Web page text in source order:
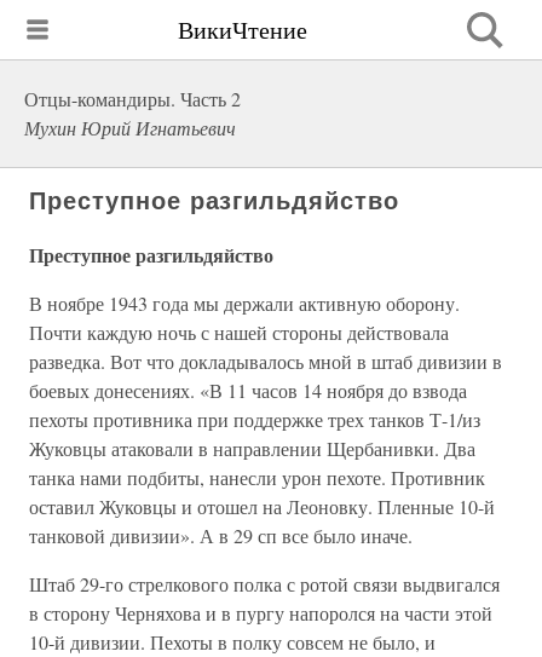
ВикиЧтение
Отцы-командиры. Часть 2
Мухин Юрий Игнатьевич
Преступное разгильдяйство
Преступное разгильдяйство
В ноябре 1943 года мы держали активную оборону.
Почти каждую ночь с нашей стороны действовала
разведка. Вот что докладывалось мной в штаб дивизии в
боевых донесениях. «В 11 часов 14 ноября до взвода
пехоты противника при поддержке трех танков Т-1/из
Жуковцы атаковали в направлении Щербанивки. Два
танка нами подбиты, нанесли урон пехоте. Противник
оставил Жуковцы и отошел на Леоновку. Пленные 10-й
танковой дивизии». А в 29 сп все было иначе.
Штаб 29-го стрелкового полка с ротой связи выдвигался
в сторону Черняхова и в пургу напоролся на части этой
10-й дивизии. Пехоты в полку совсем не было, и